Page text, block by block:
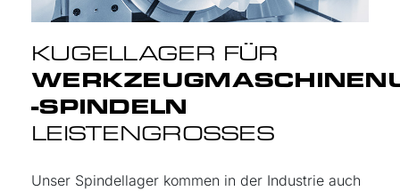
KUGELLAGER FÜR
WERKZEUGMASCHINEN
-SPINDELN
LEISTENGROSSES
Unser Spindellager kommen in der Industrie auch